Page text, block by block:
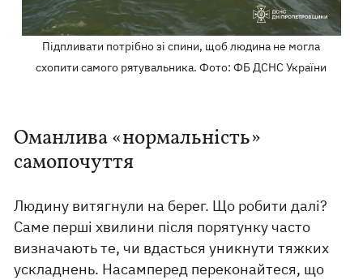
Підпливати потрібно зі спини, щоб людина не могла
схопити самого рятувальника. Фото: ФБ ДСНС України
Оманлива «нормальність»
самопочуття
Людину витягнули на берег. Що робити далі?
Саме перші хвилини після порятунку часто
визначають те, чи вдасться уникнути тяжких
ускладнень. Насамперед переконайтеся, що